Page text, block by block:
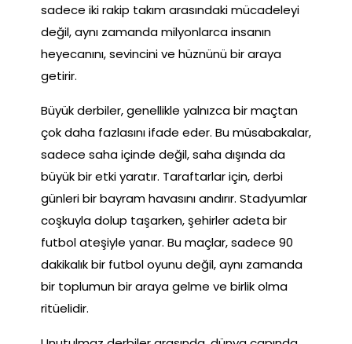
sadece iki rakip takım arasındaki mücadeleyi
değil, aynı zamanda milyonlarca insanın
heyecanını, sevincini ve hüznünü bir araya
getirir.
Büyük derbiler, genellikle yalnızca bir maçtan
çok daha fazlasını ifade eder. Bu müsabakalar,
sadece saha içinde değil, saha dışında da
büyük bir etki yaratır. Taraftarlar için, derbi
günleri bir bayram havasını andırır. Stadyumlar
coşkuyla dolup taşarken, şehirler adeta bir
futbol ateşiyle yanar. Bu maçlar, sadece 90
dakikalık bir futbol oyunu değil, aynı zamanda
bir toplumun bir araya gelme ve birlik olma
ritüelidir.